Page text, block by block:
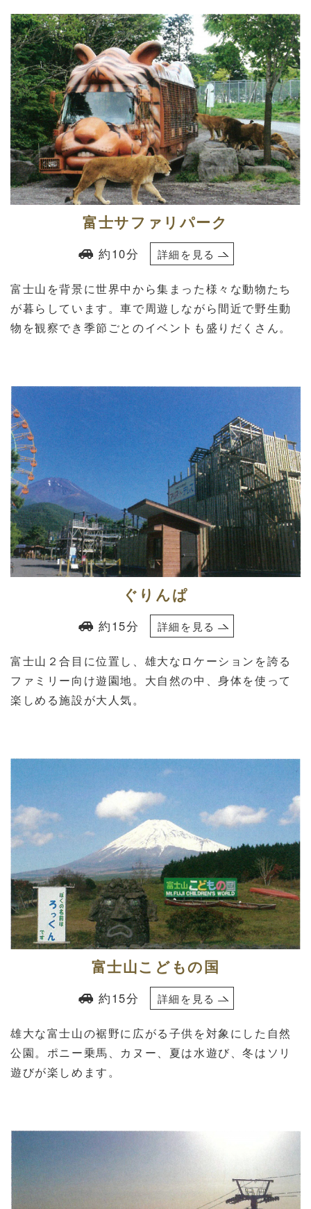
富士サファリパーク
約10分 詳細を見る
富士山を背景に世界中から集まった様々な動物たち
が暮らしています。車で周遊しながら間近で野生動
物を観察でき季節ごとのイベントも盛りだくさん。
ぐりんぱ
約15分 詳細を見る
富士山２合目に位置し、雄大なロケーションを誇る
ファミリー向け遊園地。大自然の中、身体を使って
楽しめる施設が大人気。
富士山こどもの国
約15分 詳細を見る
雄大な富士山の裾野に広がる子供を対象にした自然
公園。ポニー乗馬、カヌー、夏は水遊び、冬はソリ
遊びが楽しめます。